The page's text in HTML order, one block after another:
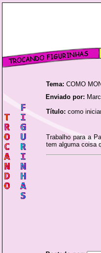
Tema: COMO
Enviado por:
Título: como
Trabalho para a
tem alguma coisa